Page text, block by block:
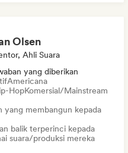
Olsen
Ahli Suara
yang diberikan
Americana
HopKomersial/Mainstream
yang membangun kepada
balik terperinci kepada
suara/produksi mereka